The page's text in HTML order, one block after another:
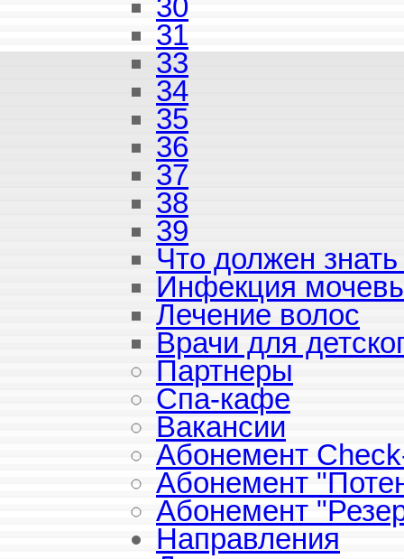
30
31
33
34
35
36
37
38
39
Что должен
Инфекция
Лечение волос
Врачи для
Партнеры
Спа-кафе
Вакансии
Абонемент
Абонемент
Абонемент
Направления